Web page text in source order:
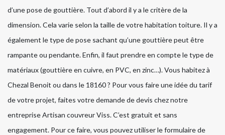
d’une pose de gouttière. Tout d’abord il y a le critère de la
dimension. Cela varie selon la taille de votre habitation toiture. Il y a
également le type de pose sachant qu’une gouttière peut être
rampante ou pendante. Enfin, il faut prendre en compte le type de
matériaux (gouttière en cuivre, en PVC, en zinc…). Vous habitez à
Chezal Benoit ou dans le 18160 ? Pour vous faire une idée du tarif
de votre projet, faites votre demande de devis chez notre
entreprise Artisan couvreur Viss. C’est gratuit et sans
engagement. Pour ce faire, vous pouvez utiliser le formulaire de